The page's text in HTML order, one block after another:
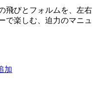
飛びとフォルムを、左右
で楽しむ、迫力のマニュ
加